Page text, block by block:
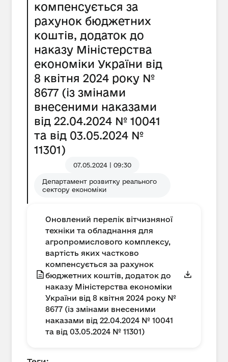
компенсується за
рахунок бюджетних
коштів, додаток до
наказу Міністерства
економіки України від
8 квітня 2024 року №
8677 (із змінами
внесеними наказами
від 22.04.2024 № 10041
та від 03.05.2024 №
11301)
07.05.2024 | 09:30
Департамент розвитку реального
сектору економіки
Оновлений перелік вітчизняної
техніки та обладнання для
агропромислового комплексу,
вартість яких частково
компенсується за рахунок
бюджетних коштів, додаток до
наказу Міністерства економіки
України від 8 квітня 2024 року №
8677 (із змінами внесеними
наказами від 22.04.2024 № 10041
та від 03.05.2024 № 11301)